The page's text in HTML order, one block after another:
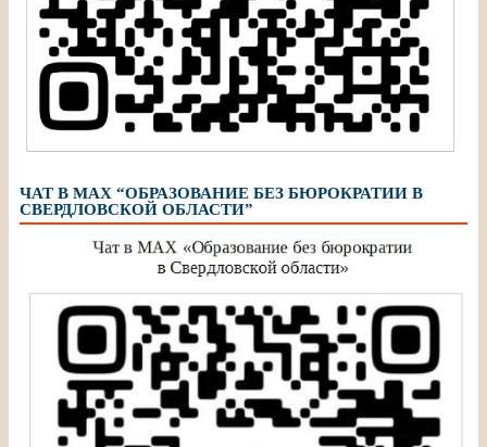
ЧАТ В МАХ “ОБРАЗОВАНИЕ БЕЗ БЮРОКРАТИИ В
СВЕРДЛОВСКОЙ ОБЛАСТИ”